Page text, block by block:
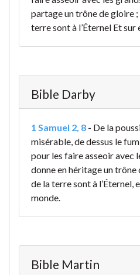
partage un trône de gloire
terre sont à l’Éternel Et sur
Bible Darby
1 Samuel 2, 8 - De la
misérable, de dessus le
pour les faire asseoir avec
donne en héritage un
de la terre sont à l’Éternel,
monde.
Bible Martin